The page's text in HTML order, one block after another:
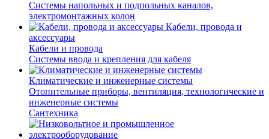
Системы напольных и подпольных каналов,
электромонтажных колон
Кабели, провода и
аксессуары
Кабели и провода
Системы ввода и крепления для кабеля
Климатические и инженерные системы
Отопительные приборы, вентиляция, технологические и
инженерные системы
Сантехника